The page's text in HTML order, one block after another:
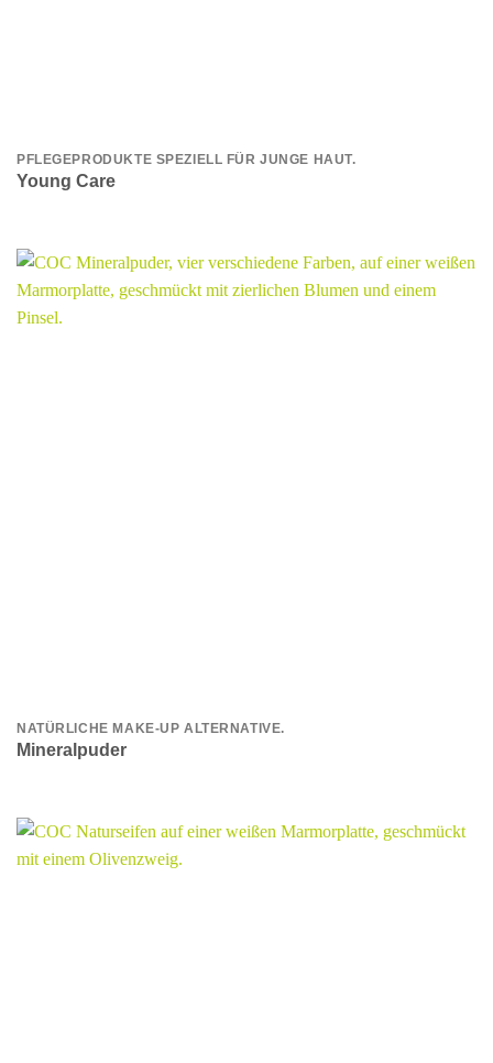
PFLEGEPRODUKTE SPEZIELL FÜR JUNGE HAUT.
Young Care
NATÜRLICHE MAKE-UP ALTERNATIVE.
Mineralpuder